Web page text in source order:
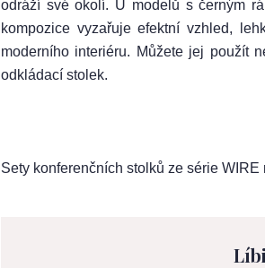
odráží své okolí. U modelů s černým
kompozice vyzařuje efektní vzhled,
moderního interiéru. Můžete jej použít
odkládací stolek.
Sety konferenčních stolků ze série WIRE